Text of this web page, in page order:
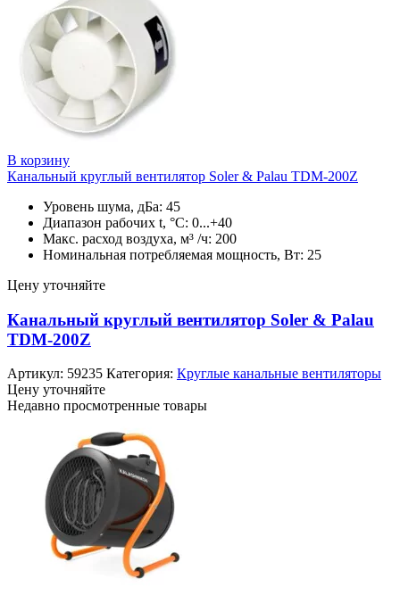
В корзину
Канальный круглый вентилятор Soler & Palau TDM-200Z
Уровень шума, дБа: 45
Диапазон рабочих t, °C: 0...+40
Макс. расход воздуха, м³ /ч: 200
Номинальная потребляемая мощность, Вт: 25
Цену уточняйте
Канальный круглый вентилятор Soler & Palau
TDM-200Z
Артикул: 59235 Категория: Круглые канальные вентиляторы
Цену уточняйте
Недавно просмотренные товары